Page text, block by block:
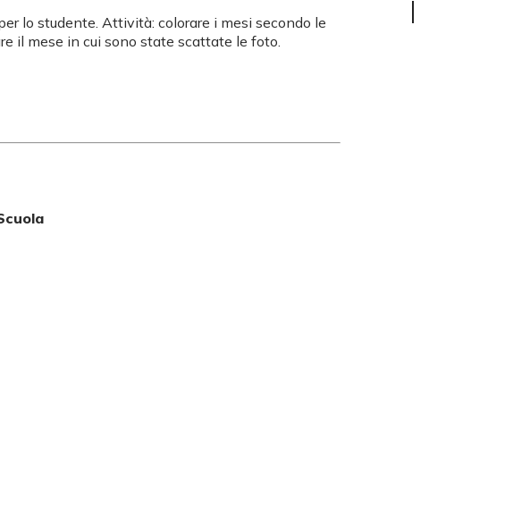
lo studente. Attività: colorare i mesi secondo le
il mese in cui sono state scattate le foto.